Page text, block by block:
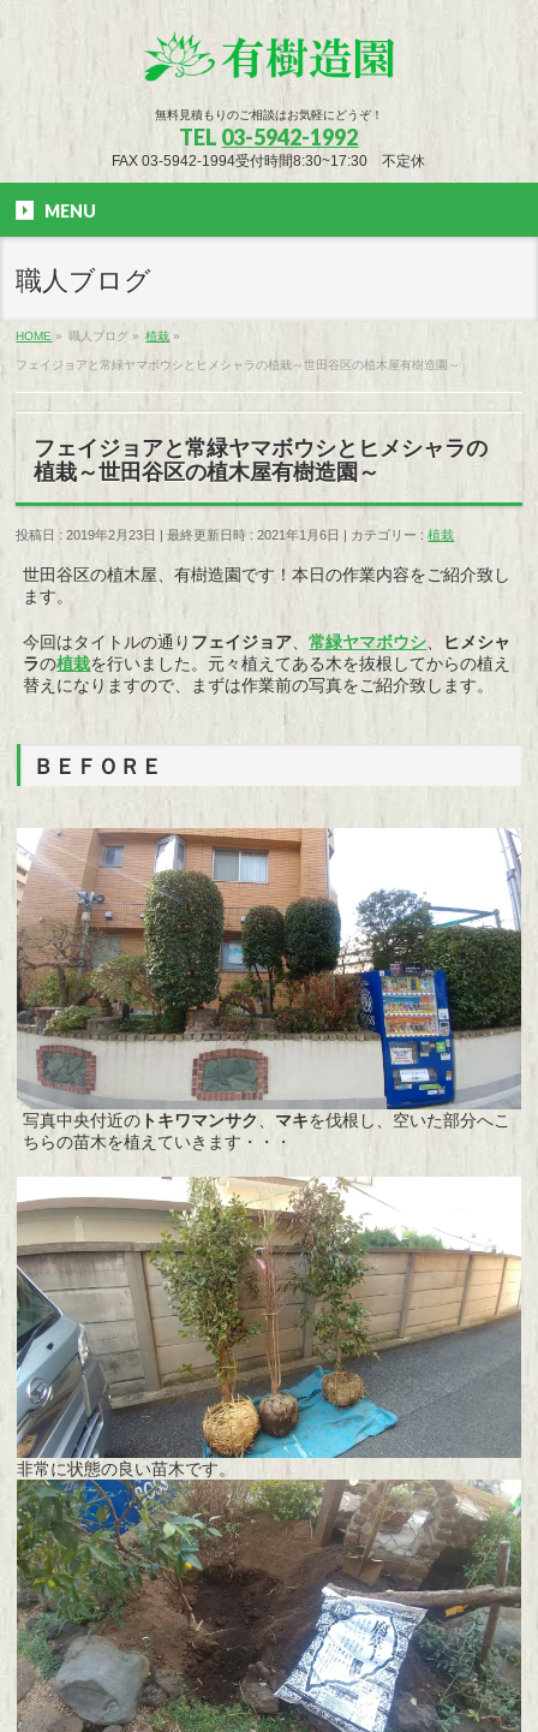
無料見積もりのご相談はお気軽にどうぞ！
TEL 03-5942-1992
FAX 03-5942-1994受付時間8:30~17:30 不定休
MENU
職人ブログ
HOME » 職人ブログ » 植栽 »
フェイジョアと常緑ヤマボウシとヒメシャラの植栽～世田谷区の植木屋有樹造園～
フェイジョアと常緑ヤマボウシとヒメシャラの
植栽～世田谷区の植木屋有樹造園～
投稿日 : 2019年2月23日 最終更新日時 : 2021年1月6日 カテゴリー :植栽
世田谷区の植木屋、有樹造園です！本日の作業内容をご紹介致し
ます。
今回はタイトルの通り フェイジョア 、常緑ヤマボウシ
ヒメシャ
ラの植栽を行いました。元々植えてある木を抜根してからの植え
替えになりますので、まずは作業前の写真をご紹介致します。
ＢＥＦＯＲＥ
写真中央付近の トキワマンサク マキを伐根し、空いた部分へこ
ちらの苗木を植えていきます・・・
非常に状態の良い苗木です。